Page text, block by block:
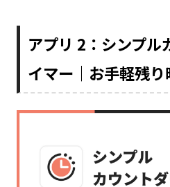
アプリ 2：シンプル
イマー｜お手軽残